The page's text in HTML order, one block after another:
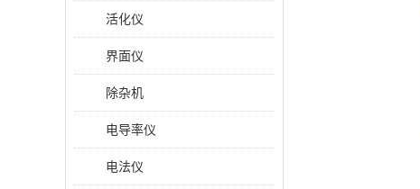
活化仪
界面仪
除杂机
电导率仪
电法仪